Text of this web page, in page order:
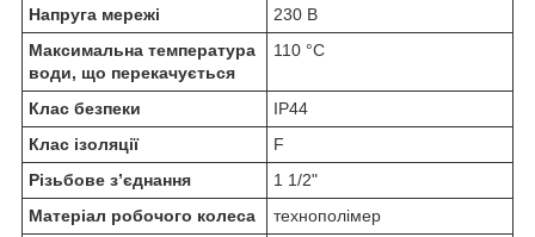
Напруга мережі
230 В
Максимальна температура
води, що перекачується
110 °C
Клас безпеки
IP44
Клас ізоляції
F
Різьбове з’єднання
1 1/2"
Матеріал робочого колеса
технополімер